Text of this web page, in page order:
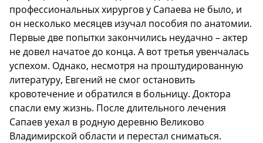
профессиональных хирургов у Сапаева не было, и
он несколько месяцев изучал пособия по анатомии.
Первые две попытки закончились неудачно – актер
не довел начатое до конца. А вот третья увенчалась
успехом. Однако, несмотря на проштудированную
литературу, Евгений не смог остановить
кровотечение и обратился в больницу. Доктора
спасли ему жизнь. После длительного лечения
Сапаев уехал в родную деревню Великово
Владимирской области и перестал сниматься.